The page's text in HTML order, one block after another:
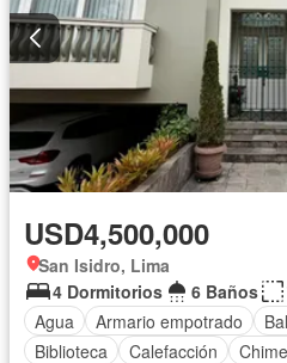
USD4,500,000
San Isidro, Lima
4 Dormitorios
6 Baños
Agua
Armario empotrado
Biblioteca
Calefacción